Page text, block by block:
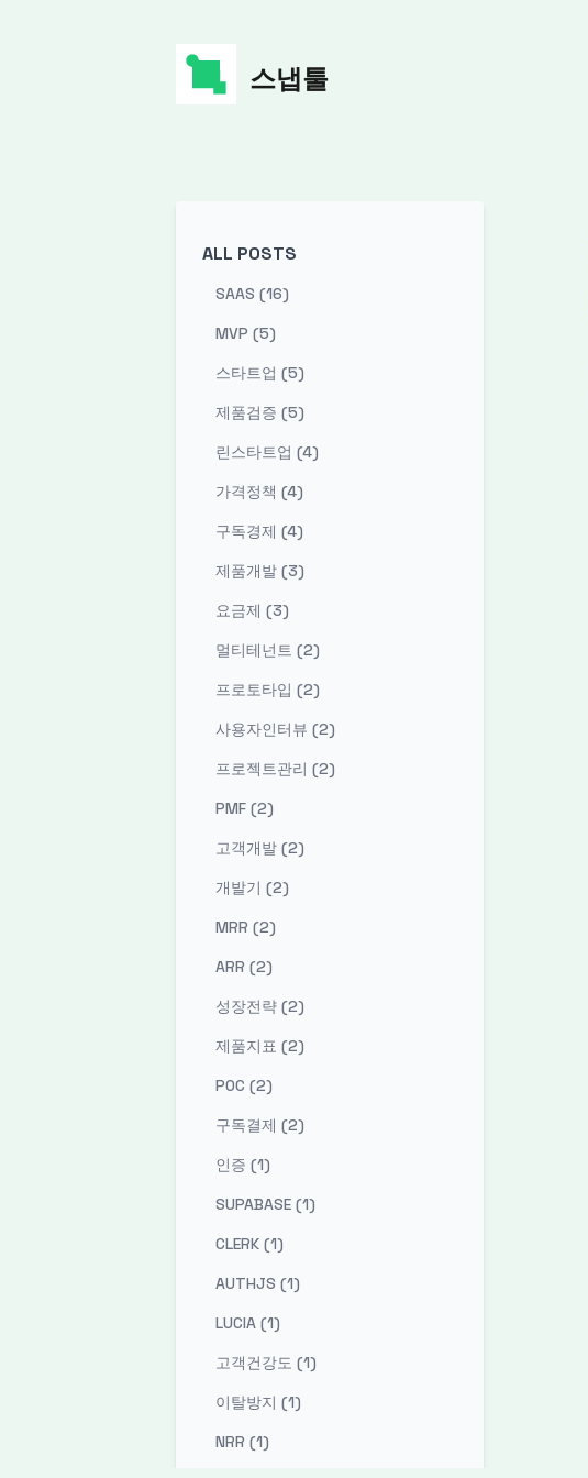
스냅툴
ALL POSTS
SAAS (16)
MVP (5)
스타트업 (5)
제품검증 (5)
린스타트업 (4)
가격정책 (4)
구독경제 (4)
제품개발 (3)
요금제 (3)
멀티테넌트 (2)
프로토타입 (2)
사용자인터뷰 (2)
프로젝트관리 (2)
PMF (2)
고객개발 (2)
개발기 (2)
MRR (2)
ARR (2)
성장전략 (2)
제품지표 (2)
POC (2)
구독결제 (2)
인증 (1)
SUPABASE (1)
CLERK (1)
AUTHJS (1)
LUCIA (1)
고객건강도 (1)
이탈방지 (1)
NRR (1)